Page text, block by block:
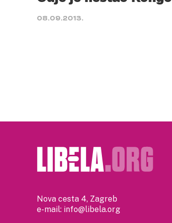
08.09.2013.
Nova cesta 4, Zagreb
e-mail: info@libela.org